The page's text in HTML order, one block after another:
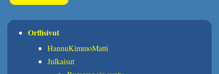
Orffisivut
HannuKimmoMatti
Julkaisut